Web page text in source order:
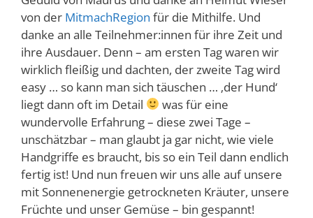
von der MitmachRegion für die Mithilfe. Und
danke an alle Teilnehmer:innen für ihre Zeit und
ihre Ausdauer. Denn – am ersten Tag waren wir
wirklich fleißig und dachten, der zweite Tag wird
easy … so kann man sich täuschen … ‚der Hund‘
liegt dann oft im Detail
was für eine
wundervolle Erfahrung – diese zwei Tage –
unschätzbar – man glaubt ja gar nicht, wie viele
Handgriffe es braucht, bis so ein Teil dann endlich
fertig ist! Und nun freuen wir uns alle auf unsere
mit Sonnenenergie getrockneten Kräuter, unsere
Früchte und unser Gemüse – bin gespannt!